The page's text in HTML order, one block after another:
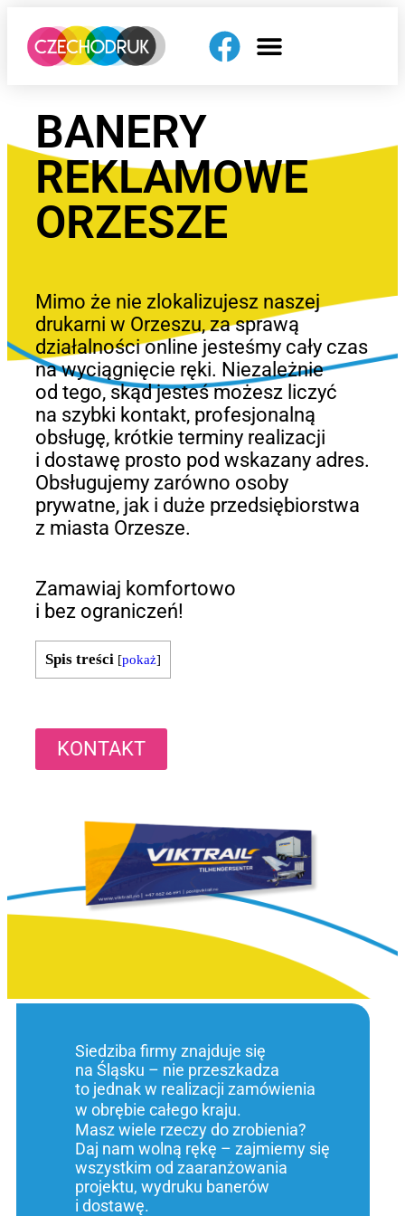
BANERY
REKLAMOWE
ORZESZE
Mimo że nie zlokalizujesz naszej
drukarni w Orzeszu, za sprawą
działalności online jesteśmy cały czas
na wyciągnięcie ręki. Niezależnie
od tego, skąd jesteś możesz liczyć
na szybki kontakt, profesjonalną
obsługę, krótkie terminy realizacji
i dostawę prosto pod wskazany adres.
Obsługujemy zarówno osoby
prywatne, jak i duże przedsiębiorstwa
z miasta Orzesze.
Zamawiaj komfortowo
i bez ograniczeń!
Spis treści [pokaż]
KONTAKT
Siedziba firmy znajduje się
na Śląsku – nie przeszkadza
to jednak w realizacji zamówienia
w obrębie całego kraju.
Masz wiele rzeczy do zrobienia?
Daj nam wolną rękę – zajmiemy się
wszystkim od zaaranżowania
projektu, wydruku banerów
i dostawę.